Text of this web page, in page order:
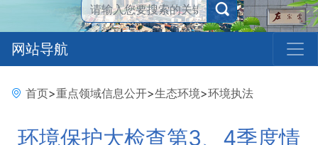
网站导航
首页>重点领域信息公开>生态环境>环境执法
环境保护大检查第3、4季度情